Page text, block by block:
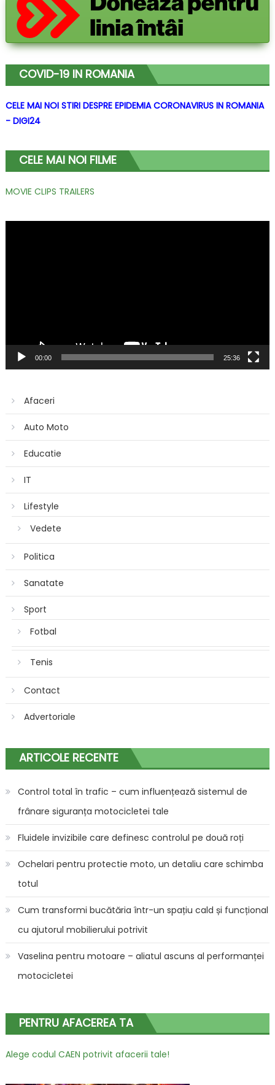
COVID-19 IN ROMANIA
CELE MAI NOI STIRI DESPRE EPIDEMIA CORONAVIRUS IN ROMANIA
- DIGI24
CELE MAI NOI FILME
MOVIE CLIPS TRAILERS
00:00 25:36
Afaceri
Auto Moto
Educatie
IT
Lifestyle
Vedete
Politica
Sanatate
Sport
Fotbal
Tenis
Contact
Advertoriale
ARTICOLE RECENTE
Control total în trafic – cum influențează sistemul de
frânare siguranța motocicletei tale
Fluidele invizibile care definesc controlul pe două roți
Ochelari pentru protectie moto, un detaliu care schimba
totul
Cum transformi bucătăria într-un spațiu cald și funcțional
cu ajutorul mobilierului potrivit
Vaselina pentru motoare – aliatul ascuns al performanței
motocicletei
PENTRU AFACEREA TA
Alege codul CAEN potrivit afacerii tale!